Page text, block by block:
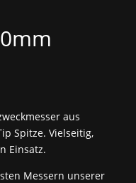
aus
Spitze. Vielseitig,
Einsatz.
Messern unserer